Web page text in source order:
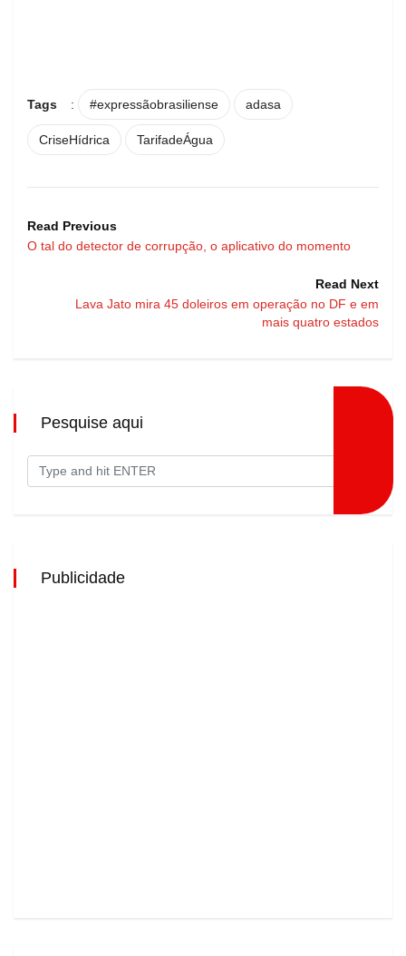
Tags : #expressãobrasiliense adasa
CriseHídrica TarifadeÁgua
Read Previous
O tal do detector de corrupção, o aplicativo do momento
Read Next
Lava Jato mira 45 doleiros em operação no DF e em
mais quatro estados
Pesquise aqui
Publicidade